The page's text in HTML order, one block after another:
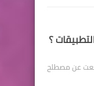
؟
عن مصطلح